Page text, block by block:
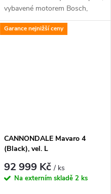
vybavené motorem Bosch,
baterií o kapacitě 500 Wh a
5rychlostní nábojem Shimano
Garance nejnižší ceny
CANNONDALE Mavaro 4
(Black), vel. L
92 999 Kč/ ks
Na externím skladě 2 ks